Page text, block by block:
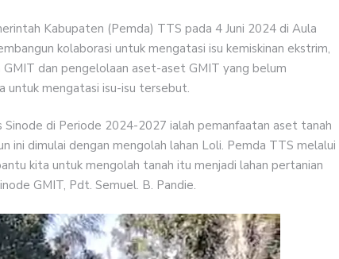
Kabupaten (Pemda) TTS pada 4 Juni 2024 di Aula
kolaborasi untuk mengatasi isu kemiskinan ekstrim,
dan pengelolaan aset-aset GMIT yang belum
untuk mengatasi isu-isu tersebut.
Sinode di Periode 2024-2027 ialah pemanfaatan aset tanah
ini dimulai dengan mengolah lahan Loli. Pemda TTS melalui
kita untuk mengolah tanah itu menjadi lahan pertanian
GMIT, Pdt. Semuel. B. Pandie.